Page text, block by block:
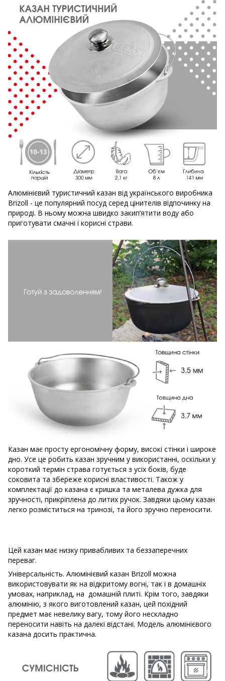
Алюмінієвий туристичний казан від українського виробника
Brizoll - це популярний посуд серед цінителів відпочинку на
природі. В ньому можна швидко закип’ятити воду або
приготувати смачні і корисні страви.
Казан має просту ергономічну форму, високі стінки і широке
дно. Усе це робить казан зручним у використанні, оскільки у
короткий термін страва готується з усіх боків, буде
соковита та збереже корисні властивості. Також у
комплектації до казана є кришка та металева дужка для
зручності, прикріплена до литих ручок. Завдяки цьому казан
легко розміститься на тринозі, та його зручно переносити.
Цей казан має низку привабливих та беззаперечних
переваг.
Універсальність. Алюмінієвий казан Brizoll можна
використовувати як на відкритому вогні, так і в домашніх
умовах, наприклад, на домашній плиті. Крім того, завдяки
алюмінію, з якого виготовлений казан, цей похідний
предмет має невелику вагу, тому його нескладно
переносити навіть на далекі відстані. Модель алюмінієвого
казана досить практична.